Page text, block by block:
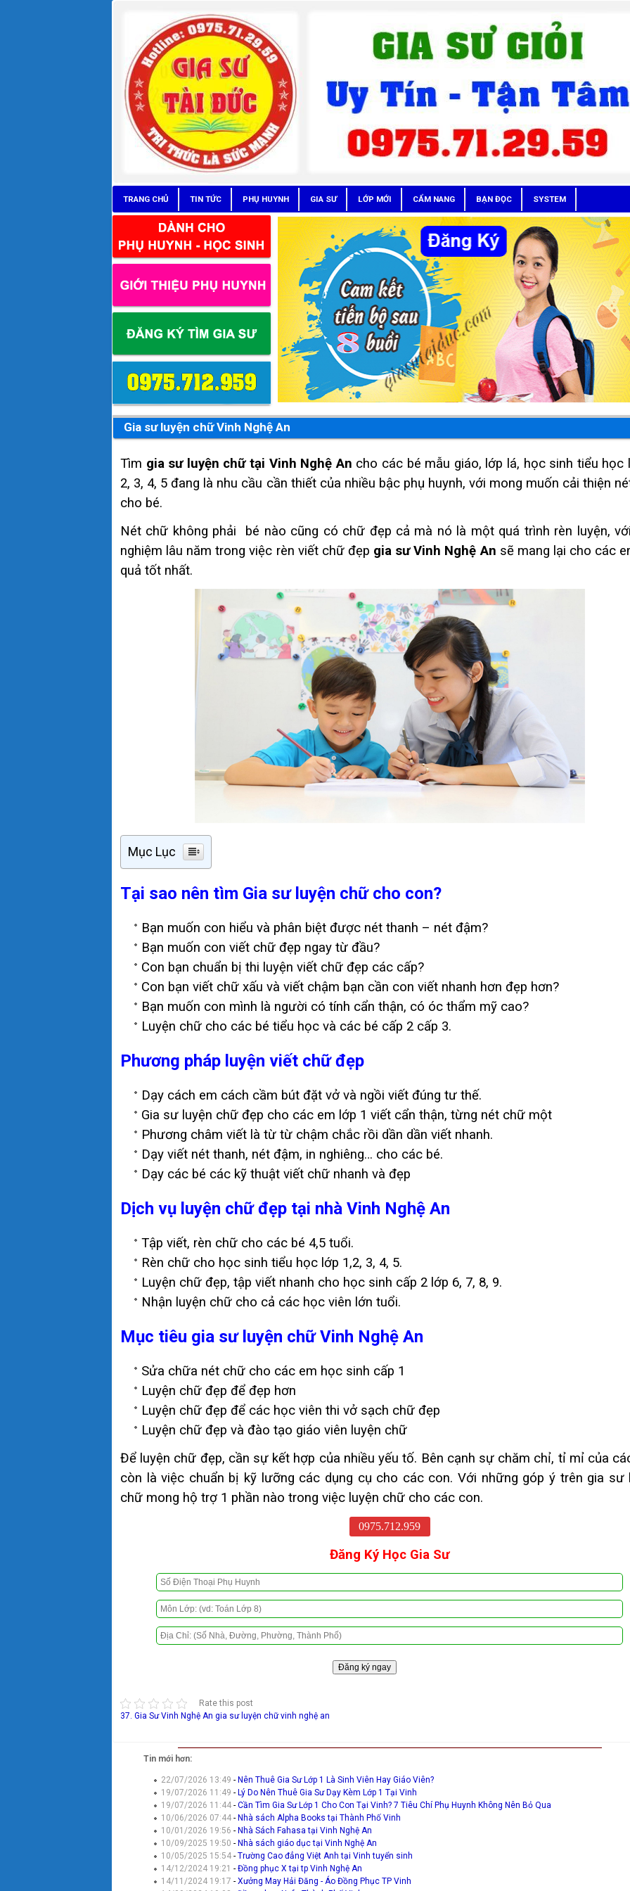
TRANG CHỦ TIN TỨC PHỤ HUYNH GIA SƯ LỚP MỚI CẨM NANG BẠN ĐỌC SYSTEM
Gia sư luyện chữ Vinh Nghệ An
Tìm gia sư luyện chữ tại Vinh Nghệ An cho các bé mẫu giáo, lớp lá, học sinh tiểu học
2, 3, 4, 5 đang là nhu cầu cần thiết của nhiều bậc phụ huynh, với mong muốn cải thiện
cho bé.
Nét chữ không phải bé nào cũng có chữ đẹp cả mà nó là một quá trình rèn luyện, v
nghiệm lâu năm trong việc rèn viết chữ đẹp gia sư Vinh Nghệ An sẽ mang lại cho các
quả tốt nhất.
Mục Lục
Tại sao nên tìm Gia sư luyện chữ cho con?
Bạn muốn con hiểu và phân biệt được nét thanh – nét đậm?
Bạn muốn con viết chữ đẹp ngay từ đầu?
Con bạn chuẩn bị thi luyện viết chữ đẹp các cấp?
Con bạn viết chữ xấu và viết chậm bạn cần con viết nhanh hơn đẹp hơn?
Bạn muốn con mình là người có tính cẩn thận, có óc thẩm mỹ cao?
Luyện chữ cho các bé tiểu học và các bé cấp 2 cấp 3.
Phương pháp luyện viết chữ đẹp
Dạy cách em cách cầm bút đặt vở và ngồi viết đúng tư thế.
Gia sư luyện chữ đẹp cho các em lớp 1 viết cẩn thận, từng nét chữ một
Phương châm viết là từ từ chậm chắc rồi dần dần viết nhanh.
Dạy viết nét thanh, nét đậm, in nghiêng… cho các bé.
Dạy các bé các kỹ thuật viết chữ nhanh và đẹp
Dịch vụ luyện chữ đẹp tại nhà Vinh Nghệ An
Tập viết, rèn chữ cho các bé 4,5 tuổi.
Rèn chữ cho học sinh tiểu học lớp 1,2, 3, 4, 5.
Luyện chữ đẹp, tập viết nhanh cho học sinh cấp 2 lớp 6, 7, 8, 9.
Nhận luyện chữ cho cả các học viên lớn tuổi.
Mục tiêu gia sư luyện chữ Vinh Nghệ An
Sửa chữa nét chữ cho các em học sinh cấp 1
Luyện chữ đẹp để đẹp hơn
Luyện chữ đẹp để các học viên thi vở sạch chữ đẹp
Luyện chữ đẹp và đào tạo giáo viên luyện chữ
Để luyện chữ đẹp, cần sự kết hợp của nhiều yếu tố. Bên cạnh sự chăm chỉ, tỉ mỉ của
còn là việc chuẩn bị kỹ lưỡng các dụng cụ cho các con. Với những góp ý trên gia sư
chữ mong hộ trợ 1 phần nào trong việc luyện chữ cho các con.
0975.712.959
Đăng Ký Học Gia Sư
Rate this post
37. Gia Sư Vinh Nghệ An gia sư luyện chữ vinh nghệ an
Tin mới hơn:
22/07/2026 13:49- Nên Thuê Gia Sư Lớp 1 Là Sinh Viên Hay Giáo Viên?
19/07/2026 11:49- Lý Do Nên Thuê Gia Sư Dạy Kèm Lớp 1 Tại Vinh
19/07/2026 11:44-Cần Tìm Gia Sư Lớp 1 Cho Con Tại Vinh? 7 Tiêu Chí Phụ Huynh Không Nên Bỏ Qua
10/06/2026 07:44- Nhà sách Alpha Books tại Thành Phố Vinh
10/01/2026 19:56- Nhà Sách Fahasa tại Vinh Nghệ An
10/09/2025 19:50- Nhà sách giáo dục tại Vinh Nghệ An
10/05/2025 15:54-Trường Cao đẳng Việt Anh tại Vinh tuyển sinh
14/12/2024 19:21-Đồng phục X tại tp Vinh Nghệ An
14/11/2024 19:17-Xưởng May Hải Đăng - Áo Đồng Phục TP Vinh